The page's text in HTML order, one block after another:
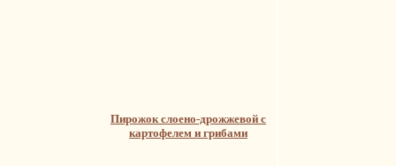
Пирожок слоено-дрожжевой с
картофелем и грибами